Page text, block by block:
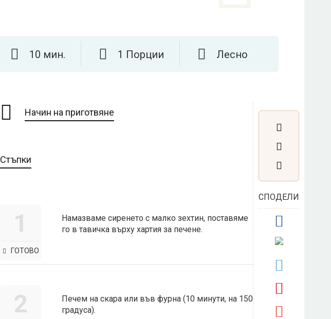
10 мин. 1 Порции Лесно
Начин на приготвяне
СПОДЕЛИ
Стъпки
1
ГОТОВО
Намазваме сиренето с малко зехтин, поставяме
го в тавичка върху хартия за печене.
2
Печем на скара или във фурна (10 минути, на 150
градуса).